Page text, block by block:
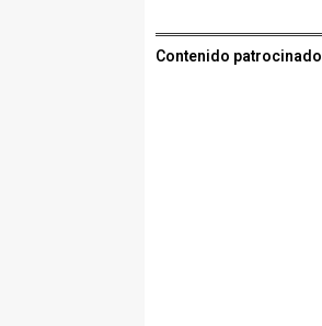
Contenido patrocinado